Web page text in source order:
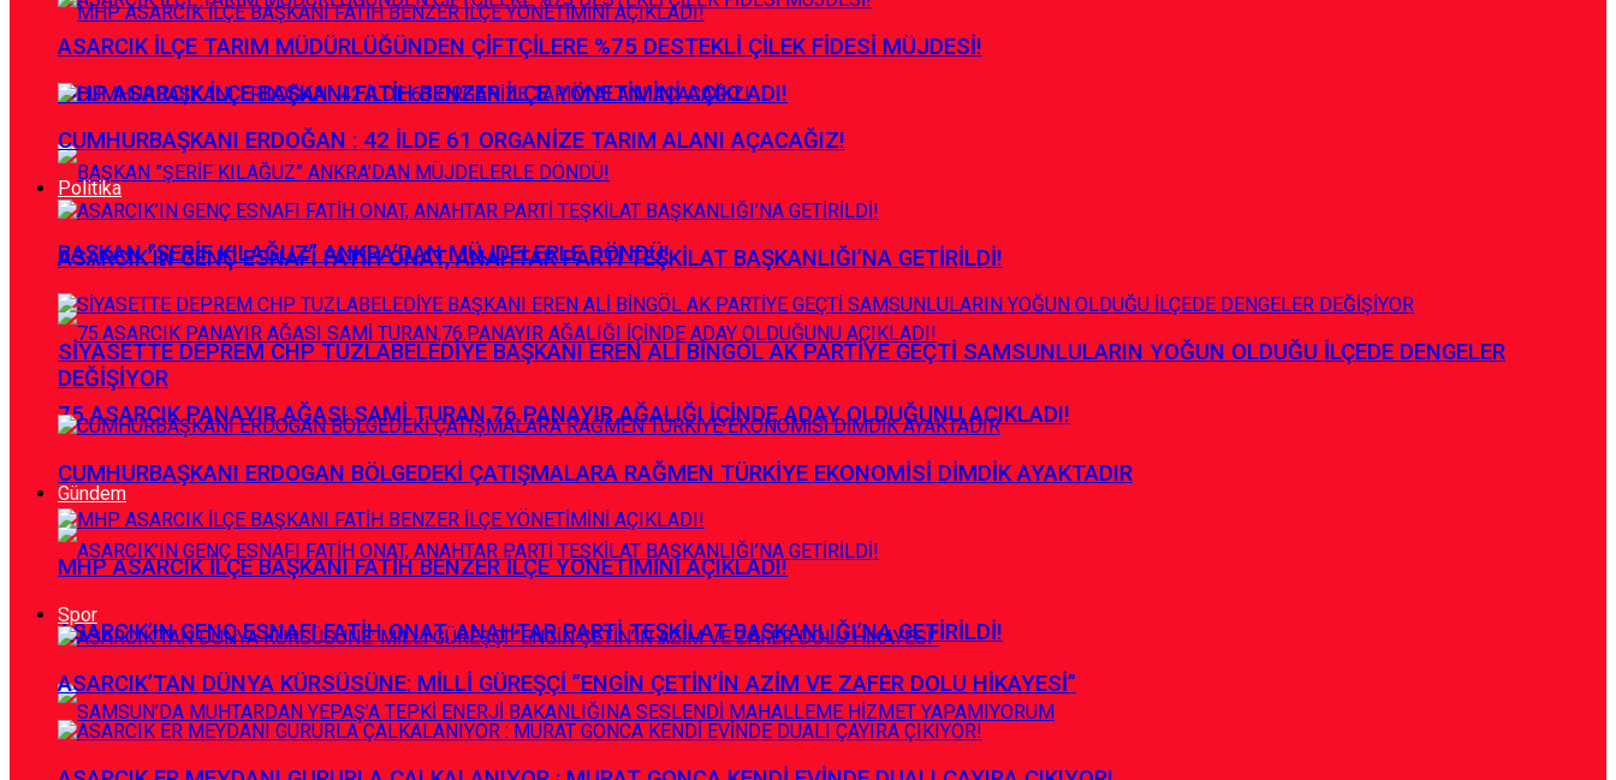
MHP ASARCIK İLÇE BAŞKANI FATİH BENZER İLÇE YÖNETİMİNİ AÇIKLADI!
BAŞKAN ”ŞERİF KILAĞUZ” ANKRA’DAN MÜJDELERLE DÖNDÜ!
75.ASARCIK PANAYIR AĞASI SAMİ TURAN,76.PANAYIR AĞALIĞI İÇİNDE ADAY OLDUĞUNU AÇIKLADI!
Gündem
ASARCIK’IN GENÇ ESNAFI FATİH ONAT, ANAHTAR PARTİ TEŞKİLAT BAŞKANLIĞI’NA GETİRİLDİ!
ASARCIK İLÇE TARIM MÜDÜRLÜĞÜNDEN ÇİFTÇİLERE %75 DESTEKLİ ÇİLEK FİDESİ MÜJDESİ!
CUMHURBAŞKANI ERDOĞAN : 42 İLDE 61 ORGANİZE TARIM ALANI AÇACAĞIZ!
Politika
ASARCIK’IN GENÇ ESNAFI FATİH ONAT, ANAHTAR PARTİ TEŞKİLAT BAŞKANLIĞI’NA GETİRİLDİ!
SİYASETTE DEPREM CHP TUZLABELEDİYE BAŞKANI EREN ALİ BİNGÖL AK PARTİYE GEÇTİ SAMSUNLULARIN YOĞUN OLDUĞU İLÇEDE DENGELER
DEĞİŞİYOR
CUMHURBAŞKANI ERDOGAN BÖLGEDEKİ ÇATIŞMALARA RAĞMEN TÜRKİYE EKONOMİSİ DİMDİK AYAKTADIR
MHP ASARCIK İLÇE BAŞKANI FATİH BENZER İLÇE YÖNETİMİNİ AÇIKLADI!
Spor
ASARCIK’TAN DÜNYA KÜRSÜSÜNE: MİLLİ GÜREŞÇİ ”ENGİN ÇETİN’İN AZİM VE ZAFER DOLU HİKAYESİ”